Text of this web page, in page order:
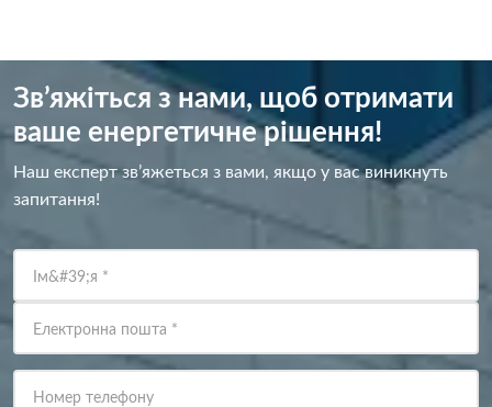
Зв’яжіться з нами, щоб отримати
ваше енергетичне рішення!
Наш експерт зв’яжеться з вами, якщо у вас виникнуть
запитання!
Ім&#39;я *
Електронна пошта *
Номер телефону